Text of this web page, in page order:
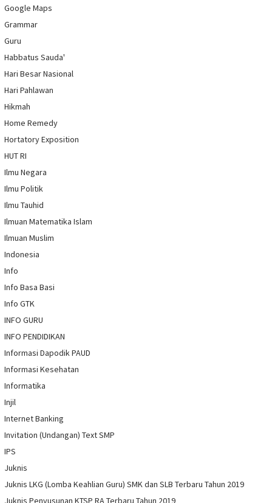
Google Maps
Grammar
Guru
Habbatus Sauda'
Hari Besar Nasional
Hari Pahlawan
Hikmah
Home Remedy
Hortatory Exposition
HUT RI
Ilmu Negara
Ilmu Politik
Ilmu Tauhid
Ilmuan Matematika Islam
Ilmuan Muslim
Indonesia
Info
Info Basa Basi
Info GTK
INFO GURU
INFO PENDIDIKAN
Informasi Dapodik PAUD
Informasi Kesehatan
Informatika
Injil
Internet Banking
Invitation (Undangan) Text SMP
IPS
Juknis
Juknis LKG (Lomba Keahlian Guru) SMK dan SLB Terbaru Tahun 2019
Juknis Penyusunan KTSP RA Terbaru Tahun 2019